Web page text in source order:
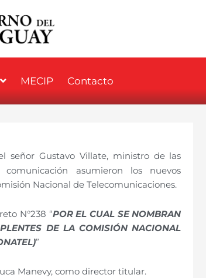
MECIP Contacto
señor Gustavo Villate, ministro de las
asumieron los nuevos
Nacional de Telecomunicaciones.
N°238 “POR EL CUAL SE NOMBRAN
DE LA COMISIÓN NACIONAL
”
Manevy, como director titular.